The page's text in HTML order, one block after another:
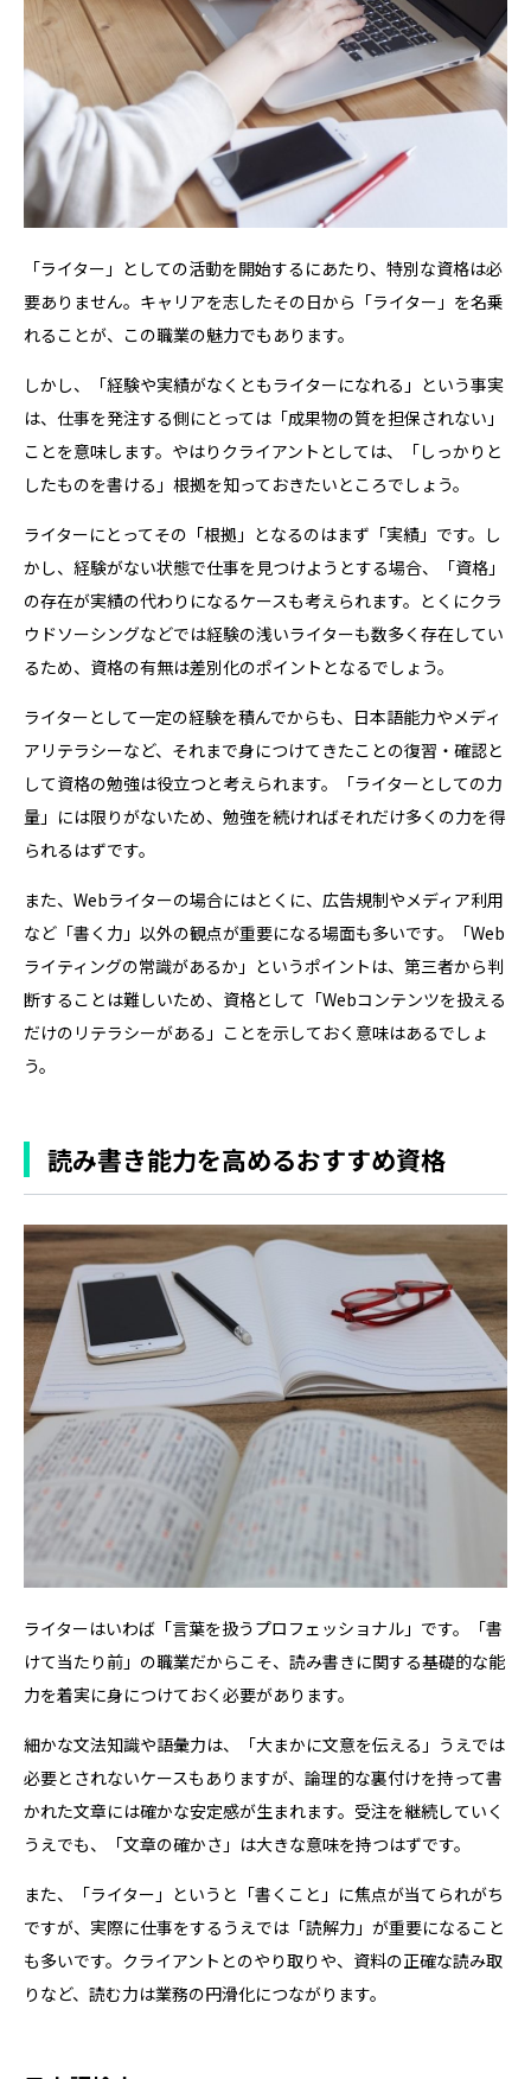
「ライター」としての活動を開始するにあたり、特別な資格は必
要ありません。キャリアを志したその日から「ライター」を名乗
れることが、この職業の魅力でもあります。
しかし、「経験や実績がなくともライターになれる」という事実
は、仕事を発注する側にとっては「成果物の質を担保されない」
ことを意味します。やはりクライアントとしては、「しっかりと
したものを書ける」根拠を知っておきたいところでしょう。
ライターにとってその「根拠」となるのはまず「実績」です。し
かし、経験がない状態で仕事を見つけようとする場合、「資格」
の存在が実績の代わりになるケースも考えられます。とくにクラ
ウドソーシングなどでは経験の浅いライターも数多く存在してい
るため、資格の有無は差別化のポイントとなるでしょう。
ライターとして一定の経験を積んでからも、日本語能力やメディ
アリテラシーなど、それまで身につけてきたことの復習・確認と
して資格の勉強は役立つと考えられます。「ライターとしての力
量」には限りがないため、勉強を続ければそれだけ多くの力を得
られるはずです。
また、Webライターの場合にはとくに、広告規制やメディア利用
など「書く力」以外の観点が重要になる場面も多いです。「Web
ライティングの常識があるか」というポイントは、第三者から判
断することは難しいため、資格として「Webコンテンツを扱える
だけのリテラシーがある」ことを示しておく意味はあるでしょ
う。
読み書き能力を高めるおすすめ資格
ライターはいわば「言葉を扱うプロフェッショナル」です。「書
けて当たり前」の職業だからこそ、読み書きに関する基礎的な能
力を着実に身につけておく必要があります。
細かな文法知識や語彙力は、「大まかに文意を伝える」うえでは
必要とされないケースもありますが、論理的な裏付けを持って書
かれた文章には確かな安定感が生まれます。受注を継続していく
うえでも、「文章の確かさ」は大きな意味を持つはずです。
また、「ライター」というと「書くこと」に焦点が当てられがち
ですが、実際に仕事をするうえでは「読解力」が重要になること
も多いです。クライアントとのやり取りや、資料の正確な読み取
りなど、読む力は業務の円滑化につながります。